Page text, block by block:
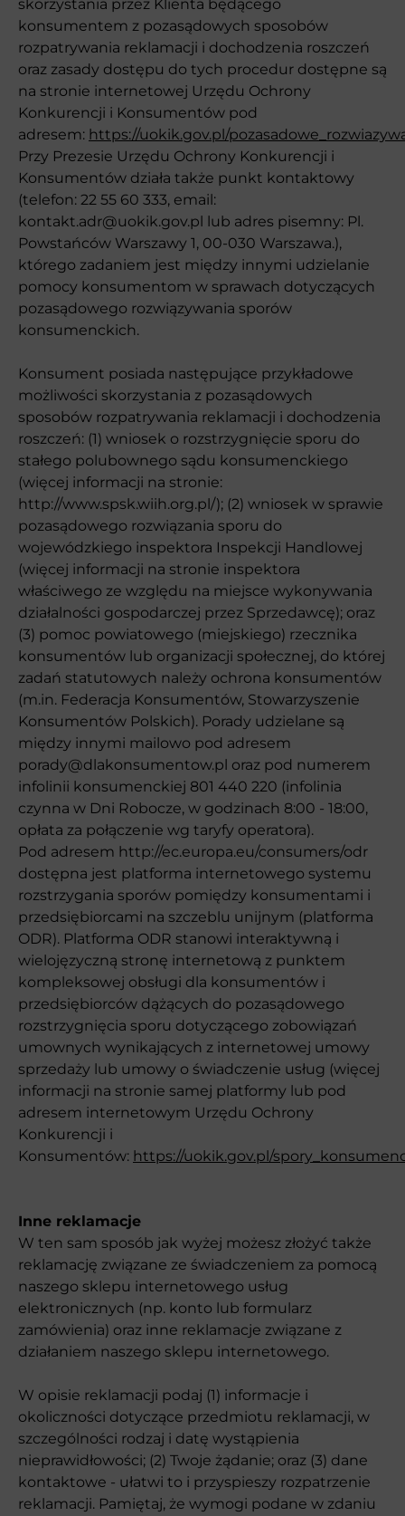
skorzystania przez Klienta będącego
konsumentem z pozasądowych sposobów
rozpatrywania reklamacji i dochodzenia roszczeń
oraz zasady dostępu do tych procedur dostępne są
na stronie internetowej Urzędu Ochrony
Konkurencji i Konsumentów pod
adresem: https://uokik.gov.pl/
Przy Prezesie Urzędu Ochrony Konkurencji i
Konsumentów działa także punkt kontaktowy
(telefon: 22 55 60 333, email:
kontakt.adr@uokik.gov.pl lub adres pisemny: Pl.
Powstańców Warszawy 1, 00-030 Warszawa.),
którego zadaniem jest między innymi udzielanie
pomocy konsumentom w sprawach dotyczących
pozasądowego rozwiązywania sporów
konsumenckich.
Konsument posiada następujące przykładowe
możliwości skorzystania z pozasądowych
sposobów rozpatrywania reklamacji i dochodzenia
roszczeń: (1) wniosek o rozstrzygnięcie sporu do
stałego polubownego sądu konsumenckiego
(więcej informacji na stronie:
http://www.spsk.wiih.org.pl/); (2) wniosek w sprawie
pozasądowego rozwiązania sporu do
wojewódzkiego inspektora Inspekcji Handlowej
(więcej informacji na stronie inspektora
właściwego ze względu na miejsce wykonywania
działalności gospodarczej przez Sprzedawcę); oraz
(3) pomoc powiatowego (miejskiego) rzecznika
konsumentów lub organizacji społecznej, do której
zadań statutowych należy ochrona konsumentów
(m.in. Federacja Konsumentów, Stowarzyszenie
Konsumentów Polskich). Porady udzielane są
między innymi mailowo pod adresem
porady@dlakonsumentow.pl oraz pod numerem
infolinii konsumenckiej 801 440 220 (infolinia
czynna w Dni Robocze, w godzinach 8:00 - 18:00,
opłata za połączenie wg taryfy operatora).
Pod adresem http://ec.europa.eu/consumers/odr
dostępna jest platforma internetowego systemu
rozstrzygania sporów pomiędzy konsumentami i
przedsiębiorcami na szczeblu unijnym (platforma
ODR). Platforma ODR stanowi interaktywną i
wielojęzyczną stronę internetową z punktem
kompleksowej obsługi dla konsumentów i
przedsiębiorców dążących do pozasądowego
rozstrzygnięcia sporu dotyczącego zobowiązań
umownych wynikających z internetowej umowy
sprzedaży lub umowy o świadczenie usług (więcej
informacji na stronie samej platformy lub pod
adresem internetowym Urzędu Ochrony
Konkurencji i
Konsumentów: https://uokik.gov.pl/
Inne reklamacje
W ten sam sposób jak wyżej możesz złożyć także
reklamację związane ze świadczeniem za pomocą
naszego sklepu internetowego usług
elektronicznych (np. konto lub formularz
zamówienia) oraz inne reklamacje związane z
działaniem naszego sklepu internetowego.
W opisie reklamacji podaj (1) informacje i
okoliczności dotyczące przedmiotu reklamacji, w
szczególności rodzaj i datę wystąpienia
nieprawidłowości; (2) Twoje żądanie; oraz (3) dane
kontaktowe - ułatwi to i przyspieszy rozpatrzenie
reklamacji. Pamiętaj, że wymogi podane w zdaniu